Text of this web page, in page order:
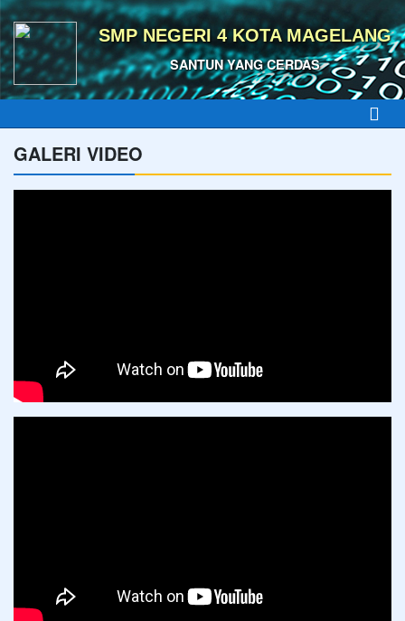
SMP NEGERI 4 KOTA MAGELANG
SANTUN YANG CERDAS
GALERI VIDEO